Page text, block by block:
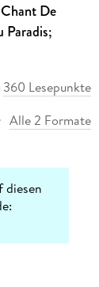
De
360 Lesepunkte
Alle 2 Formate
diesen